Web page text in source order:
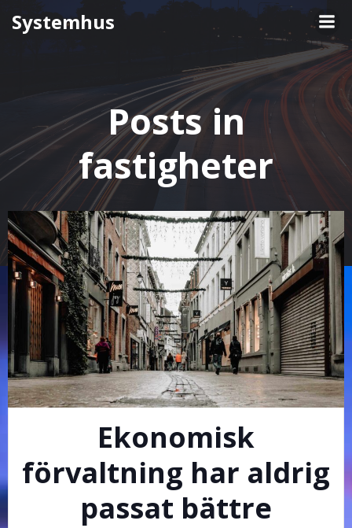
Skip
Systemhus
Posts in
fastigheter
Ekonomisk
förvaltning har aldrig
passat bättre